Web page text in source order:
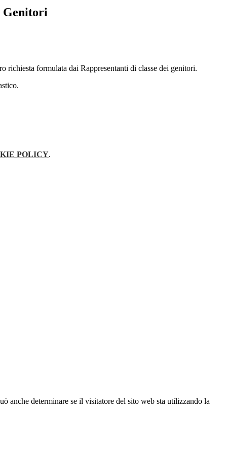
Genitori
formulata dai Rappresentanti di classe dei genitori.
POLICY.
anche determinare se il visitatore del sito web sta utilizzando la